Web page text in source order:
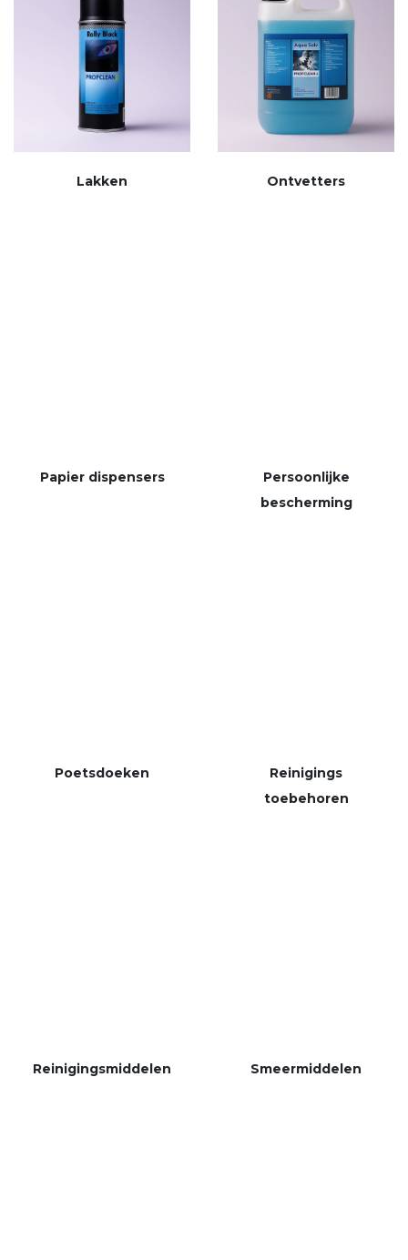
Lakken Ontvetters
Papier dispensers
Persoonlijke
bescherming
Poetsdoeken
Reinigings
toebehoren
Reinigingsmiddelen Smeermiddelen